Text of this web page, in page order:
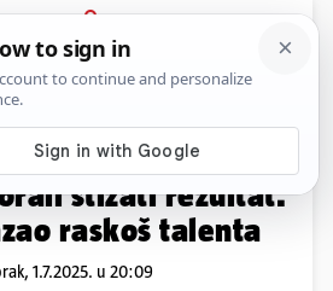
PRIJAVA
Sport Komentari
2-2: 'Modri'
stizati rezultat.
raskoš talenta
1.7.2025. u 20:09